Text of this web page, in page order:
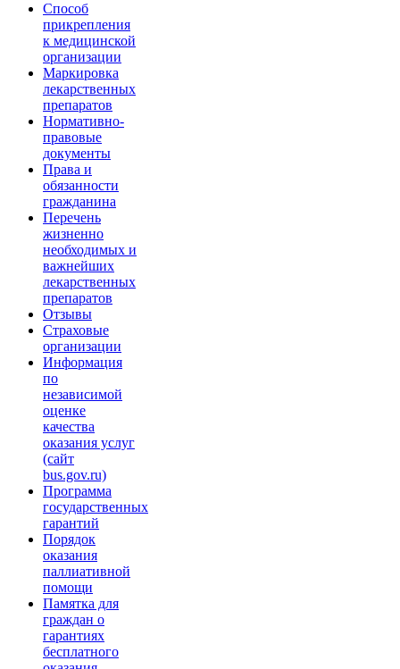
Способ
прикрепления
к медицинской
организации
Маркировка
лекарственных
препаратов
Нормативно-
правовые
документы
Права и
обязанности
гражданина
Перечень
жизненно
необходимых и
важнейших
лекарственных
препаратов
Отзывы
Страховые
организации
Информация
по
независимой
оценке
качества
оказания услуг
(сайт
bus.gov.ru)
Программа
государственных
гарантий
Порядок
оказания
паллиативной
помощи
Памятка для
граждан о
гарантиях
бесплатного